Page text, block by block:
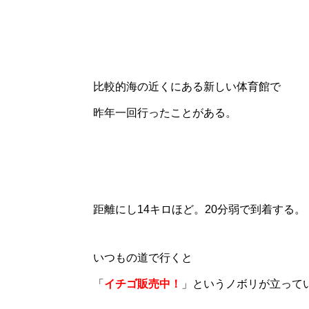
比較的海の近くにある新しい体育館で
昨年一回行ったことがある。
距離にし14キロほど。20分弱で到着する。
いつもの道で行くと
「 イチゴ販売中！ 」というノボリが立って